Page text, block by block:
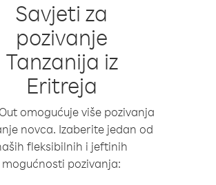
Savjeti za
pozivanje
Tanzanija iz
Eritreja
omogućuje više pozivanja
novca. Izaberite jedan od
fleksibilnih i jeftinih
mogućnosti pozivanja: